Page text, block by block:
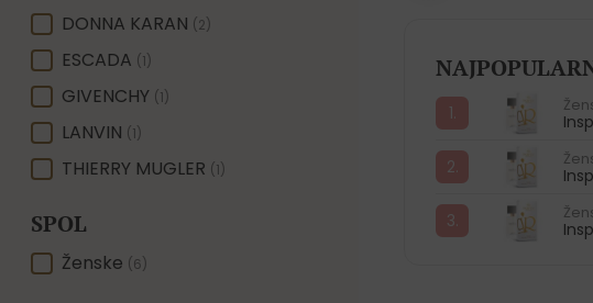
MARKA
DONNA KARAN (2)
ESCADA (1)
GIVENCHY (1)
LANVIN (1)
THIERRY MUGLER (1)
SPOL
SPOLŽenske (6)